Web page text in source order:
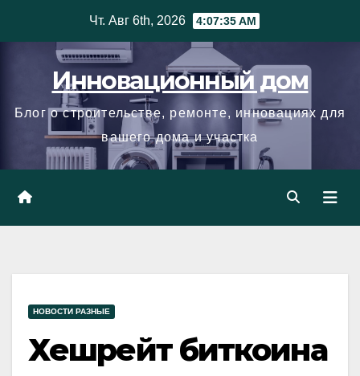
Чт. Авг 6th, 2026 4:07:36 AM
Инновационный дом
Блог о строительстве, ремонте, инновациях для
вашего дома и участка
НОВОСТИ РАЗНЫЕ
Хешрейт биткоина